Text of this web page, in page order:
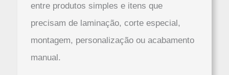
entre produtos simples e itens que
precisam de laminação, corte especial,
montagem, personalização ou acabamento
manual.